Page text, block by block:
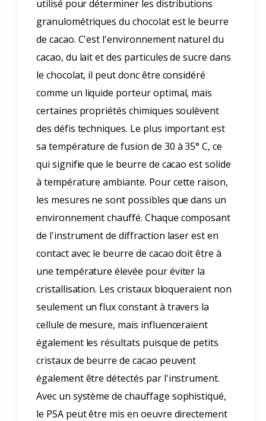
utilisé pour déterminer les distributions
granulométriques du chocolat est le beurre
de cacao. C'est l'environnement naturel du
cacao, du lait et des particules de sucre dans
le chocolat, il peut donc être considéré
comme un liquide porteur optimal, mais
certaines propriétés chimiques soulèvent
des défis techniques. Le plus important est
sa température de fusion de 30 à 35° C, ce
qui signifie que le beurre de cacao est solide
à température ambiante. Pour cette raison,
les mesures ne sont possibles que dans un
environnement chauffé. Chaque composant
de l'instrument de diffraction laser est en
contact avec le beurre de cacao doit être à
une température élevée pour éviter la
cristallisation. Les cristaux bloqueraient non
seulement un flux constant à travers la
cellule de mesure, mais influenceraient
également les résultats puisque de petits
cristaux de beurre de cacao peuvent
également être détectés par l'instrument.
Avec un système de chauffage sophistiqué,
le PSA peut être mis en oeuvre directement